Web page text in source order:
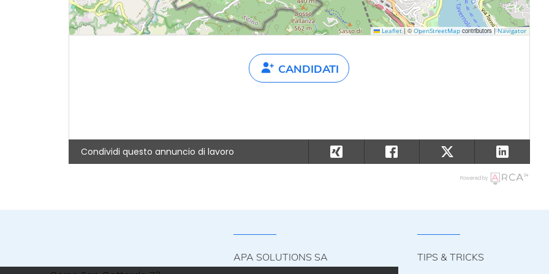
Leaflet |©OpenStreetMapcontributors |Navigator
CANDIDATI
Condividi questo annuncio di lavoro
Powered by
APA SOLUTIONS SA TIPS & TRICKS